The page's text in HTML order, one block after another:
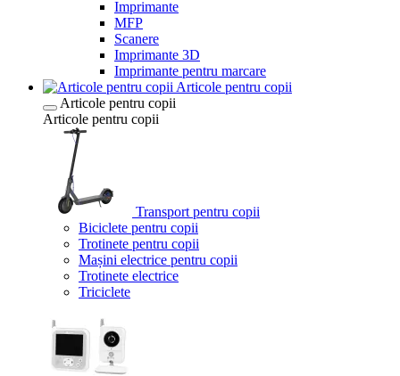
Imprimante
MFP
Scanere
Imprimante 3D
Imprimante pentru marcare
Articole pentru copii
Articole pentru copii
Articole pentru copii
Transport pentru copii
Biciclete pentru copii
Trotinete pentru copii
Mașini electrice pentru copii
Trotinete electrice
Triciclete